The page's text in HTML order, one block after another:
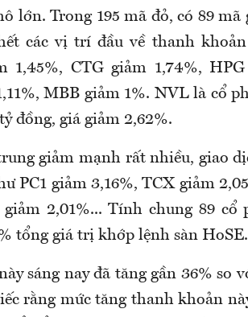
lớn. Trong 195 mã đỏ, có 89
các vị trí đầu về thanh
1,45%, CTG giảm 1,74%,
MBB giảm 1%. NVL là cổ
đồng, giá giảm 2,62%.
giảm mạnh rất nhiều, giao
PC1 giảm 3,16%, TCX giảm
giảm 2,01%... Tính chung 89
tổng giá trị khớp lệnh sàn HoSE.
sáng nay đã tăng gần 36% so
rằng mức tăng thanh khoản